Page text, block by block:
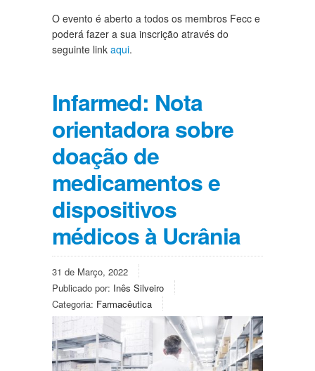
O evento é aberto a todos os membros Fecc e
poderá fazer a sua inscrição através do
seguinte link aqui.
Infarmed: Nota
orientadora sobre
doação de
medicamentos e
dispositivos
médicos à Ucrânia
31 de Março, 2022
Publicado por: Inês Silveiro
Categoria: Farmacêutica